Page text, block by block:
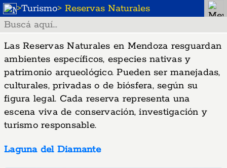
>Turismo> Reservas Naturales
Las Reservas Naturales en Mendoza resguardan
ambientes específicos, especies nativas y
patrimonio arqueológico. Pueden ser manejadas,
culturales, privadas o de biósfera, según su
figura legal. Cada reserva representa una
escena viva de conservación, investigación y
turismo responsable.
Laguna del Diamante